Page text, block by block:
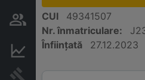
Persoane și structură de
proprietate
Informații financiare
CUI
49341507
Nr. înmatriculare:
Înființată
27.12.2023